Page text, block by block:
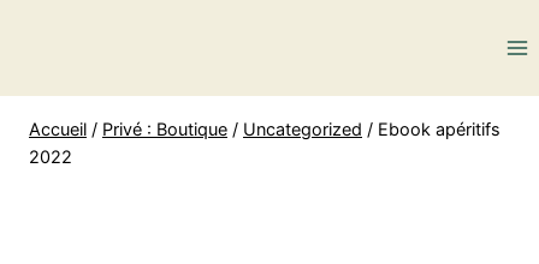
Accueil / Privé : Boutique / Uncategorized / Ebook apéritifs
2022